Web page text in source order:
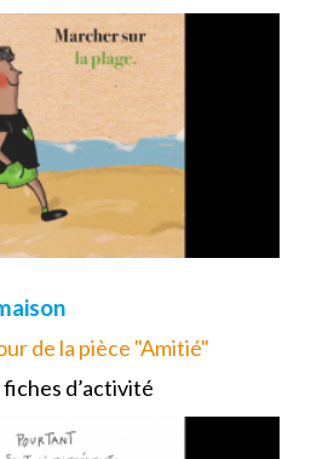
de la pièce "Amitié"
d’activité